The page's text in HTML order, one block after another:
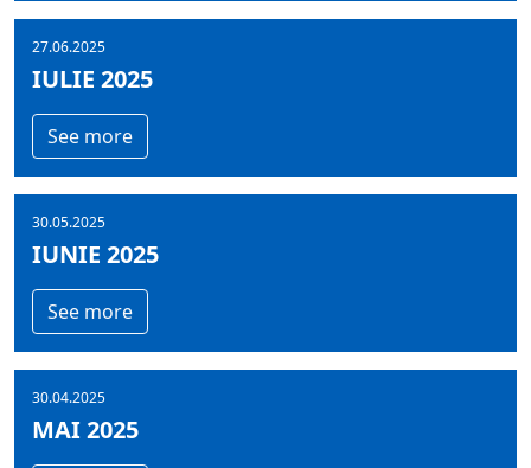
27.06.2025
IULIE 2025
See more
30.05.2025
IUNIE 2025
See more
30.04.2025
MAI 2025